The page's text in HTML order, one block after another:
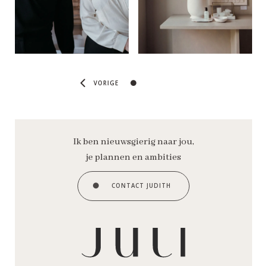
VORIGE
Ik ben nieuwsgierig naar jou,
je plannen en ambities
CONTACT JUDITH